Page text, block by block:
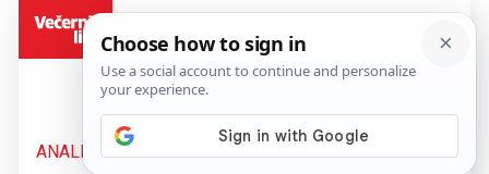
ANALIZA IFIMES-A